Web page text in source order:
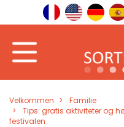
Velkommen
Familie
Tips: gratis aktiviteter og
festivalen